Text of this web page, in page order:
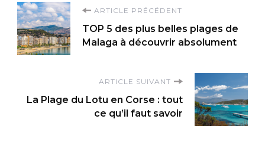
Navigation
d'article
ARTICLE PRÉCÉDENT
TOP 5 des plus belles plages de
Malaga à découvrir absolument
ARTICLE SUIVANT
La Plage du Lotu en Corse : tout
ce qu’il faut savoir